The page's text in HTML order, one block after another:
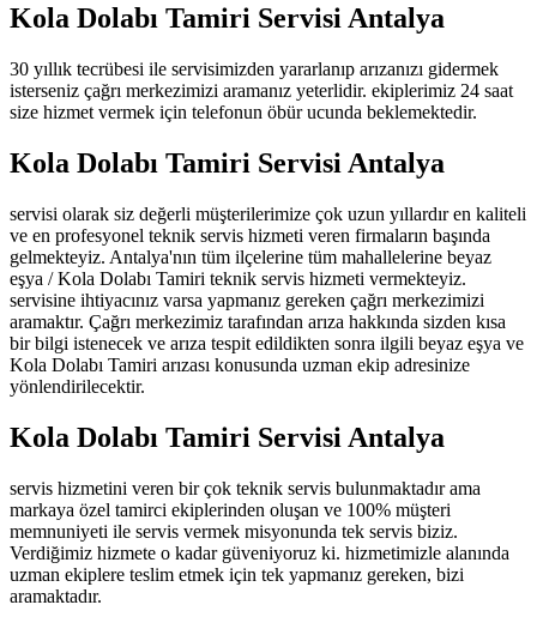
Kola Dolabı Tamiri Servisi Antalya
30 yıllık tecrübesi ile servisimizden yararlanıp arızanızı gidermek
isterseniz çağrı merkezimizi aramanız yeterlidir. ekiplerimiz 24 saat
size hizmet vermek için telefonun öbür ucunda beklemektedir.
Kola Dolabı Tamiri Servisi Antalya
servisi olarak siz değerli müşterilerimize çok uzun yıllardır en kaliteli
ve en profesyonel teknik servis hizmeti veren firmaların başında
gelmekteyiz. Antalya'nın tüm ilçelerine tüm mahallelerine beyaz
eşya / Kola Dolabı Tamiri teknik servis hizmeti vermekteyiz.
servisine ihtiyacınız varsa yapmanız gereken çağrı merkezimizi
aramaktır. Çağrı merkezimiz tarafından arıza hakkında sizden kısa
bir bilgi istenecek ve arıza tespit edildikten sonra ilgili beyaz eşya ve
Kola Dolabı Tamiri arızası konusunda uzman ekip adresinize
yönlendirilecektir.
Kola Dolabı Tamiri Servisi Antalya
servis hizmetini veren bir çok teknik servis bulunmaktadır ama
markaya özel tamirci ekiplerinden oluşan ve 100% müşteri
memnuniyeti ile servis vermek misyonunda tek servis biziz.
Verdiğimiz hizmete o kadar güveniyoruz ki. hizmetimizle alanında
uzman ekiplere teslim etmek için tek yapmanız gereken, bizi
aramaktadır.